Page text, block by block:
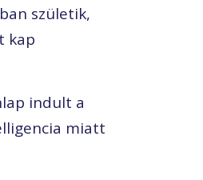
születik,
kap
indult a
miatt